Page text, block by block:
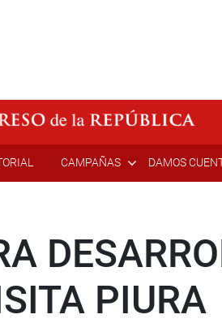
CAMPAÑAS DAMOS
PIURA